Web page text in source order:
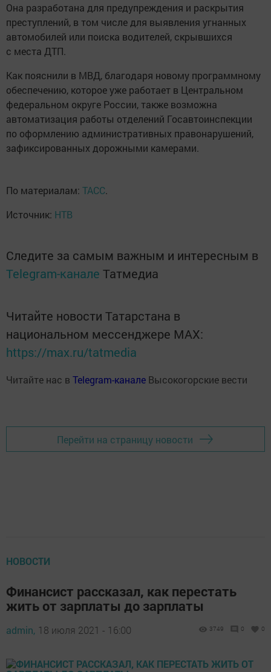
Она разработана для предупреждения и раскрытия
преступлений, в том числе для выявления угнанных
автомобилей или поиска водителей, скрывшихся
с места ДТП.
Как пояснили в МВД, благодаря новому программному
обеспечению, которое уже работает в Центральном
федеральном округе России, также возможна
автоматизация работы отделений Госавтоинспекции
по оформлению административных правонарушений,
зафиксированных дорожными камерами.
По материалам: ТАСС.
Источник: НТВ
Следите за самым важным и интересным в
Telegram-канале Татмедиа
Читайте новости Татарстана в
национальном мессенджере MАХ:
https://max.ru/tatmedia
Читайте нас в Telegram-канале Высокогорские вести
Перейти на страницу новости
НОВОСТИ
Финансист рассказал, как перестать
жить от зарплаты до зарплаты
admin, 18 июля 2021 - 16:00 3749 0 0